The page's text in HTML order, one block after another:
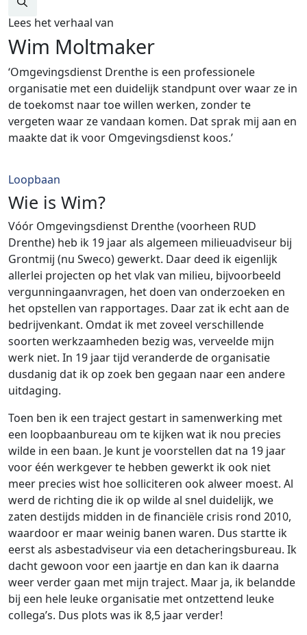
Lees het verhaal van
Wim Moltmaker
‘Omgevingsdienst Drenthe is een professionele
organisatie met een duidelijk standpunt over waar ze in
de toekomst naar toe willen werken, zonder te
vergeten waar ze vandaan komen. Dat sprak mij aan en
maakte dat ik voor Omgevingsdienst koos.’
Loopbaan
Wie is Wim?
Vóór Omgevingsdienst Drenthe (voorheen RUD
Drenthe) heb ik 19 jaar als algemeen milieuadviseur bij
Grontmij (nu Sweco) gewerkt. Daar deed ik eigenlijk
allerlei projecten op het vlak van milieu, bijvoorbeeld
vergunningaanvragen, het doen van onderzoeken en
het opstellen van rapportages. Daar zat ik echt aan de
bedrijvenkant. Omdat ik met zoveel verschillende
soorten werkzaamheden bezig was, verveelde mijn
werk niet. In 19 jaar tijd veranderde de organisatie
dusdanig dat ik op zoek ben gegaan naar een andere
uitdaging.
Toen ben ik een traject gestart in samenwerking met
een loopbaanbureau om te kijken wat ik nou precies
wilde in een baan. Je kunt je voorstellen dat na 19 jaar
voor één werkgever te hebben gewerkt ik ook niet
meer precies wist hoe solliciteren ook alweer moest. Al
werd de richting die ik op wilde al snel duidelijk, we
zaten destijds midden in de financiële crisis rond 2010,
waardoor er maar weinig banen waren. Dus startte ik
eerst als asbestadviseur via een detacheringsbureau. Ik
dacht gewoon voor een jaartje en dan kan ik daarna
weer verder gaan met mijn traject. Maar ja, ik belandde
bij een hele leuke organisatie met ontzettend leuke
collega’s. Dus plots was ik 8,5 jaar verder!